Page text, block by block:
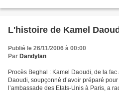
L'histoire de Kamel
Publié le 26/11/2006 à 00:00
Par Dandylan
Procès Beghal : Kamel Daoudi, de la
Daoudi, soupçonné d’avoir préparé
l’ambassade des Etats-Unis à Paris, a